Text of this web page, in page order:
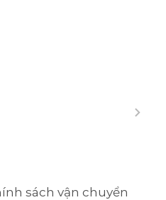
sách vận chuyển